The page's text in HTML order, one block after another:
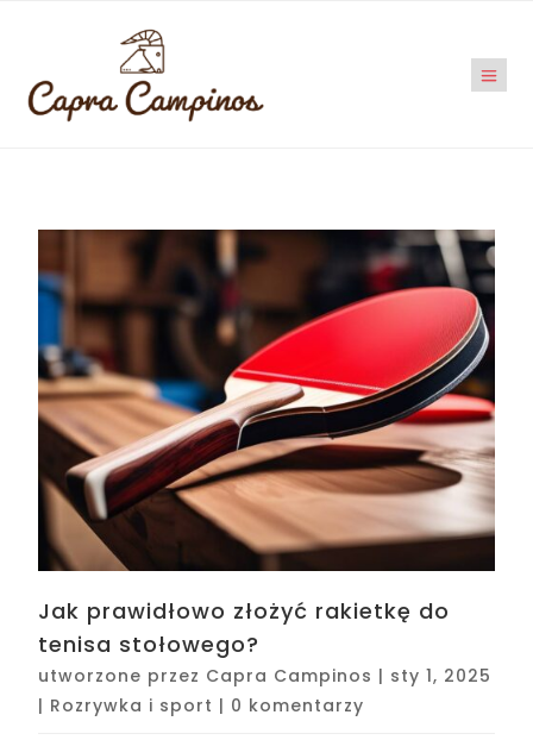
Jak prawidłowo złożyć rakietkę do
tenisa stołowego?
utworzone przez Capra Campinos | sty 1, 2025
| Rozrywka i sport | 0 komentarzy